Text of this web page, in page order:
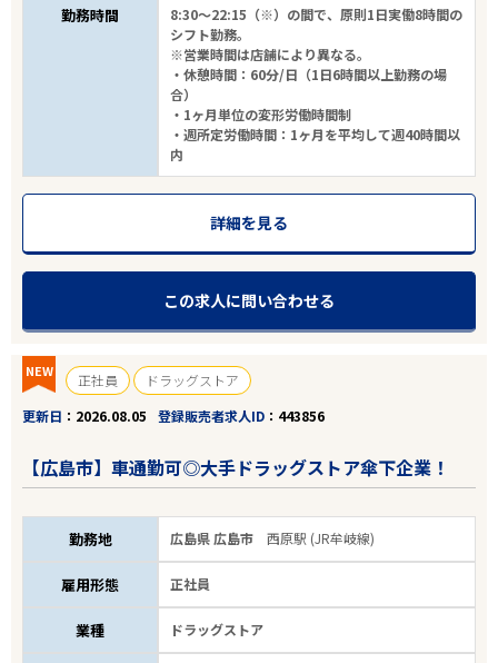
勤務時間
8:30～22:15（※）の間で、原則1日実働8時間の
シフト勤務。
※営業時間は店舗により異なる。
・休憩時間：60分/日（1日6時間以上勤務の場
合）
・1ヶ月単位の変形労働時間制
・週所定労働時間：1ヶ月を平均して週40時間以
内
詳細を見る
この求人に問い合わせる
NEW 正社員
ドラッグストア
更新日
2026.08.05 登録販売者求人ID 443856
【広島市】車通勤可◎大手ドラッグストア傘下企業！
勤務地 広島県 広島市西原駅 (JR牟岐線)
雇用形態 正社員
業種 ドラッグストア